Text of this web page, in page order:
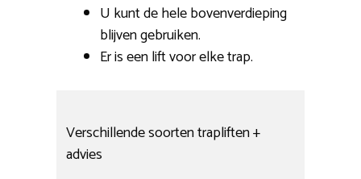
U kunt de hele bovenverdieping
blijven gebruiken.
Er is een lift voor elke trap.
Verschillende soorten trapliften +
advies